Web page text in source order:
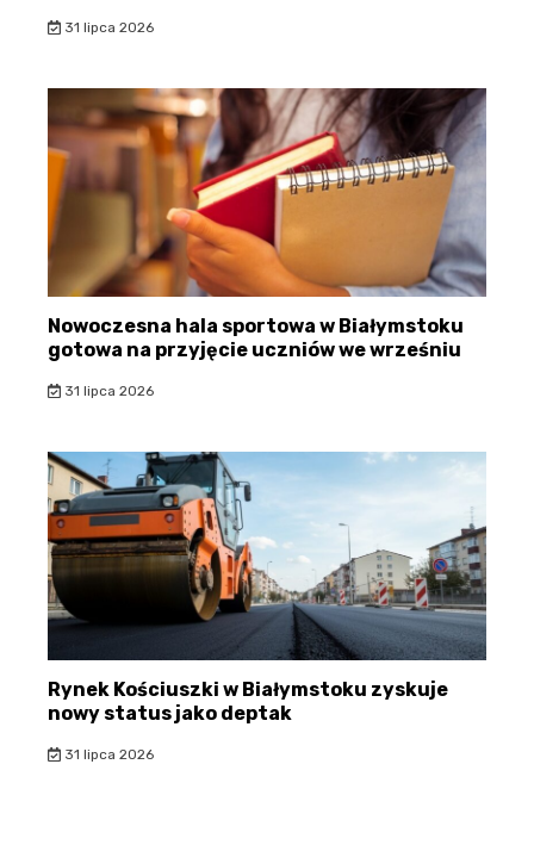
31 lipca 2026
Nowoczesna hala sportowa w Białymstoku
gotowa na przyjęcie uczniów we wrześniu
31 lipca 2026
Rynek Kościuszki w Białymstoku zyskuje
nowy status jako deptak
31 lipca 2026